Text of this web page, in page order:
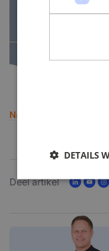
Naar overzicht
Deel artikel
DETAILS